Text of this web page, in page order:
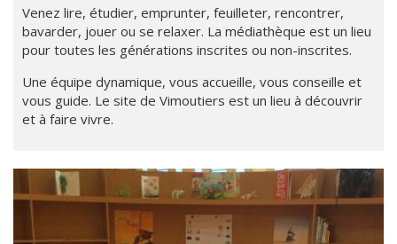
Venez lire, étudier, emprunter, feuilleter, rencontrer,
bavarder, jouer ou se relaxer. La médiathèque est un lieu
pour toutes les générations inscrites ou non-inscrites.
Une équipe dynamique, vous accueille, vous conseille et
vous guide. Le site de Vimoutiers est un lieu à découvrir
et à faire vivre.